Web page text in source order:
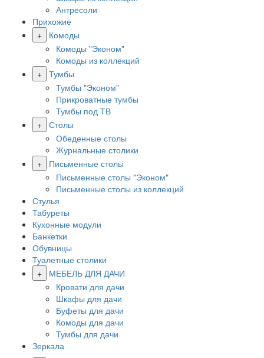
Антресоли
Прихожие
+
Комоды
Комоды "Эконом"
Комоды из коллекций
+ Тумбы
Тумбы "Эконом"
Прикроватные тумбы
Тумбы под ТВ
+ Столы
Обеденные столы
Журнальные столики
+
Письменные столы
Письменные столы "Эконом"
Письменные столы из коллекций
Стулья
Табуреты
Кухонные модули
Банкетки
Обувницы
Туалетные столики
+
МЕБЕЛЬ ДЛЯ ДАЧИ
Кровати для дачи
Шкафы для дачи
Буфеты для дачи
Комоды для дачи
Тумбы для дачи
Зеркала